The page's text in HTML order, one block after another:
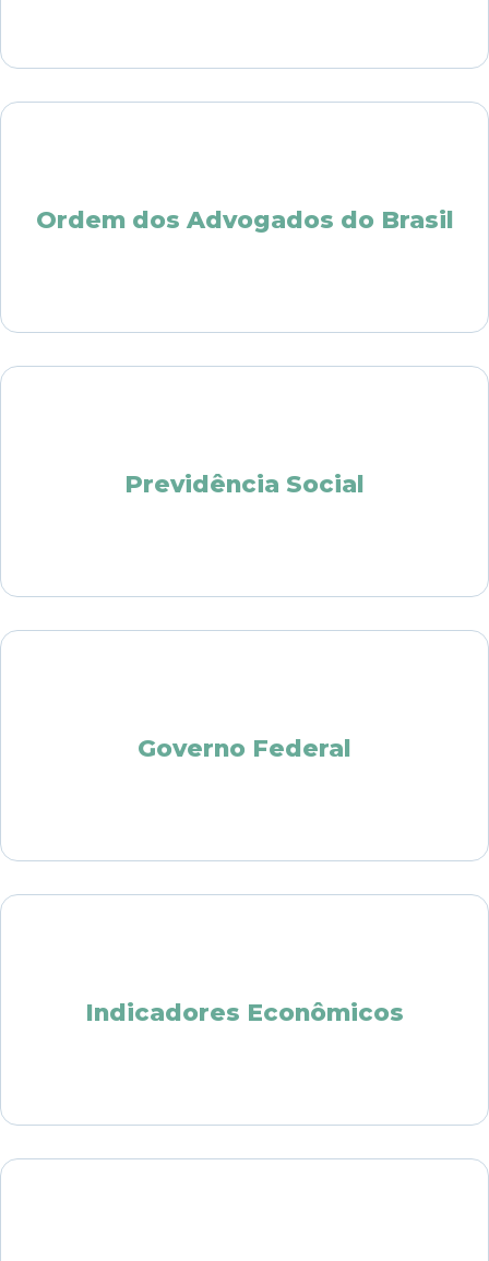
Ordem dos Advogados do Brasil
Previdência Social
Governo Federal
Indicadores Econômicos